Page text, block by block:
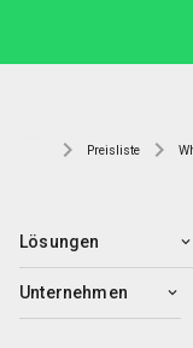
Preisliste
Lösungen
Unternehmen